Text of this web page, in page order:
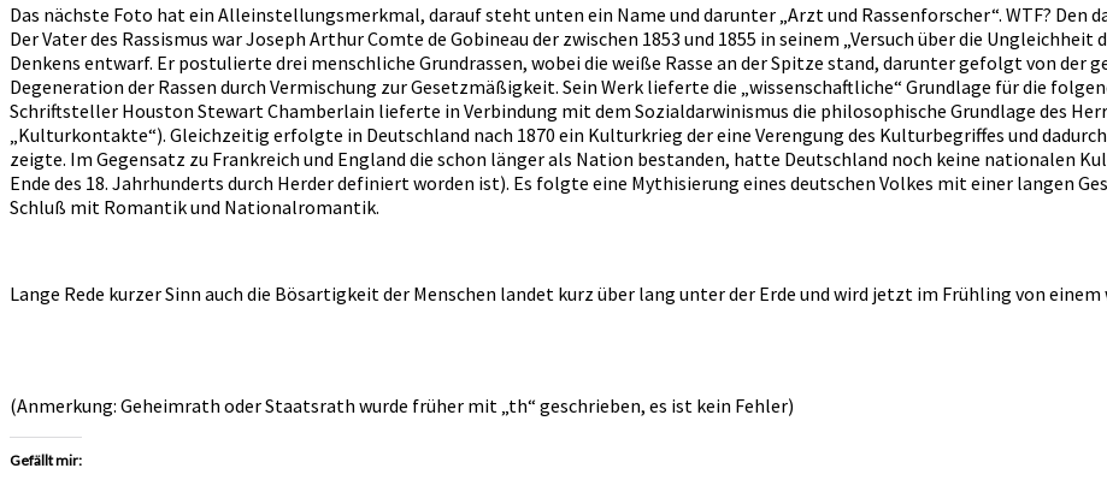
Das nächste Foto hat ein Alleinstellungsmerkmal, darauf steht unten ein Name und darunter „Arzt und Rassenforscher“. WTF? Den
Der Vater des Rassismus war Joseph Arthur Comte de Gobineau der zwischen 1853 und 1855 in seinem „Versuch über die
Denkens entwarf. Er postulierte drei menschliche Grundrassen, wobei die weiße Rasse an der Spitze stand, darunter gefolgt von der
Degeneration der Rassen durch Vermischung zur Gesetzmäßigkeit. Sein Werk lieferte die „wissenschaftliche“ Grundlage für die
Schriftsteller Houston Stewart Chamberlain lieferte in Verbindung mit dem Sozialdarwinismus die philosophische Grundlage des
„Kulturkontakte“). Gleichzeitig erfolgte in Deutschland nach 1870 ein Kulturkrieg der eine Verengung des Kulturbegriffes und
zeigte. Im Gegensatz zu Frankreich und England die schon länger als Nation bestanden, hatte Deutschland noch keine nationalen
Ende des 18. Jahrhunderts durch Herder definiert worden ist). Es folgte eine Mythisierung eines deutschen Volkes mit einer langen
Schluß mit Romantik und Nationalromantik.
Lange Rede kurzer Sinn auch die Bösartigkeit der Menschen landet kurz über lang unter der Erde und wird jetzt im Frühling von
(Anmerkung: Geheimrath oder Staatsrath wurde früher mit „th“ geschrieben, es ist kein Fehler)
Gefällt mir: